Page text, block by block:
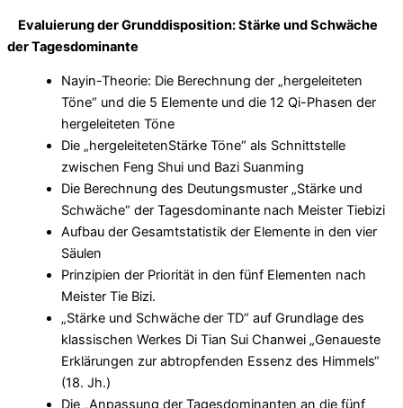
Evaluierung der Grunddisposition: Stärke und Schwäche
der Tagesdominante
Nayin-Theorie: Die Berechnung der „hergeleiteten
Töne“ und die 5 Elemente und die 12 Qi-Phasen der
hergeleiteten Töne
Die „hergeleitetenStärke Töne“ als Schnittstelle
zwischen Feng Shui und Bazi Suanming
Die Berechnung des Deutungsmuster „Stärke und
Schwäche“ der Tagesdominante nach Meister Tiebizi
Aufbau der Gesamtstatistik der Elemente in den vier
Säulen
Prinzipien der Priorität in den fünf Elementen nach
Meister Tie Bizi.
„Stärke und Schwäche der TD“ auf Grundlage des
klassischen Werkes Di Tian Sui Chanwei „Genaueste
Erklärungen zur abtropfenden Essenz des Himmels“
(18. Jh.)
Die „Anpassung der Tagesdominanten an die fünf